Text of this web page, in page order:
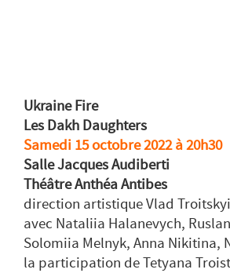
Ukraine Fire
Les Dakh Daughters
Samedi 15 octobre 2022 à 20h30
Salle Jacques Audiberti
Théâtre Anthéa Antibes
direction artistique Vlad Troitskyi
avec Nataliia Halanevych,
Solomiia Melnyk, Anna Nikitina,
la participation de Tetyana